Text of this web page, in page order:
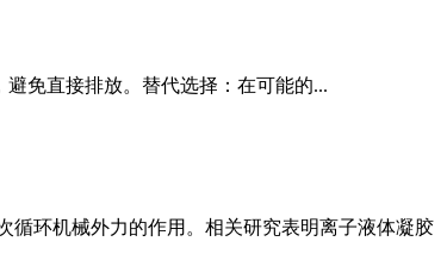
免直接排放。替代选择：在可能的...
循环机械外力的作用。相关研究表明离子液体凝胶